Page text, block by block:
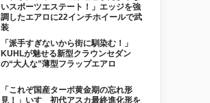
いスポーツエステート！」エッジを強
調したエアロに22インチホイールで武
装
「派手すぎないから街に馴染む！」
KUHLが魅せる新型クラウンセダン
の“大人な”薄型フラップエアロ
「これぞ国産ターボ黄金期の忘れ形
見！」いすゞ初代アスカ最終進化形を